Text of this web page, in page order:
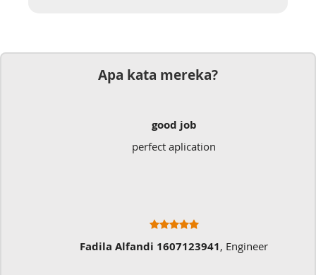
Apa kata mereka?
good job
perfect aplication
Fadila Alfandi 1607123941, Engineer